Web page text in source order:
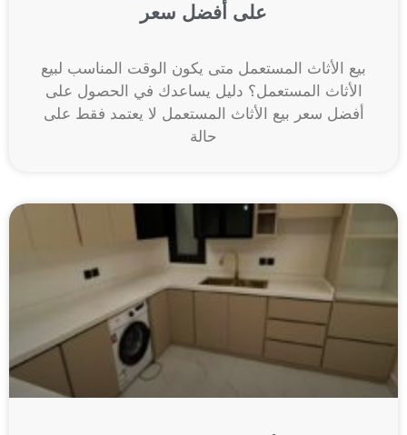
على أفضل سعر
بيع الأثاث المستعمل متى يكون الوقت المناسب لبيع
الأثاث المستعمل؟ دليل يساعدك في الحصول على
أفضل سعر بيع الأثاث المستعمل لا يعتمد فقط على
حالة